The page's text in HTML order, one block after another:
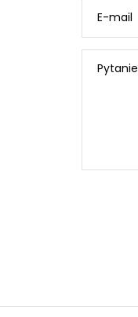
E-mail
Pytanie